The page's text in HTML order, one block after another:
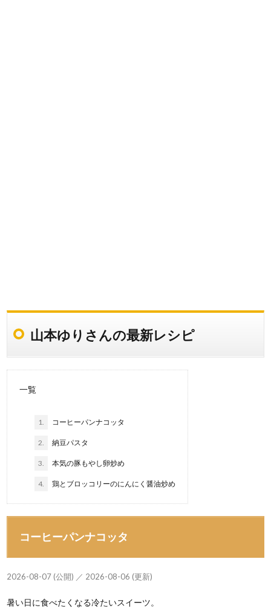
山本ゆりさんの最新レシピ
一覧
1. コーヒーパンナコッタ
2. 納豆パスタ
3. 本気の豚もやし卵炒め
4. 鶏とブロッコリーのにんにく醤油炒め
コーヒーパンナコッタ
2026-08-07 (公開) ／ 2026-08-06 (更新)
暑い日に食べたくなる冷たいスイーツ。